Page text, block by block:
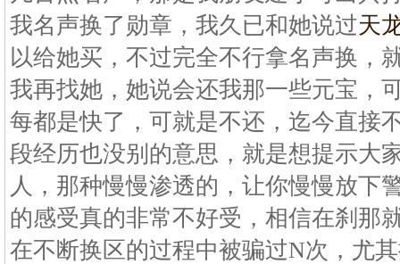
我名声换了勋章，我久已和她说过天
以给她买，不过完全不行拿名声换，
我再找她，她说会还我那一些元宝，
每都是快了，可就是不还，迄今直接
段经历也没别的意思，就是想提示大
人，那种慢慢渗透的，让你慢慢放下
的感受真的非常不好受，相信在刹那
在不断换区的过程中被骗过N次，尤